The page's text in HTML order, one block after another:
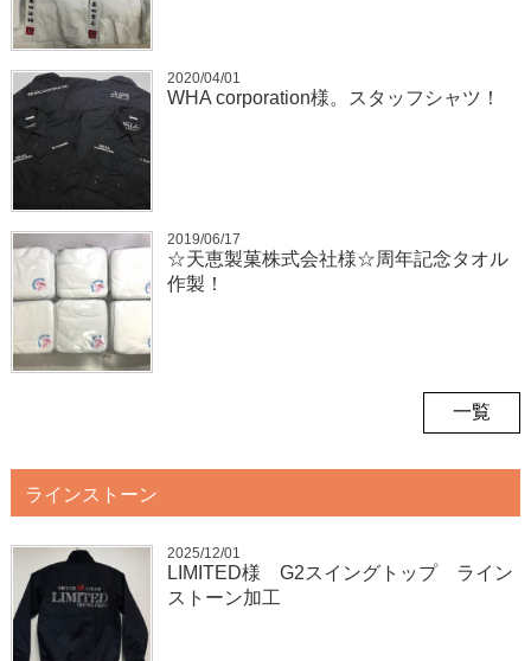
2020/04/01
WHA corporation様。スタッフシャツ！
2019/06/17
☆天恵製菓株式会社様☆周年記念タオル
作製！
一覧
ラインストーン
2025/12/01
LIMITED様 G2スイングトップ ライン
ストーン加工